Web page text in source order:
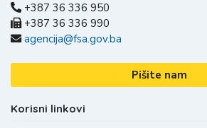
+387 36 336 950
+387 36 336 990
agencija@fsa.gov.ba
Pišite nam
Korisni linkovi